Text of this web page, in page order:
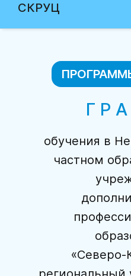
СКРУЦ
Г Р
обучения в
частном
«Северо-